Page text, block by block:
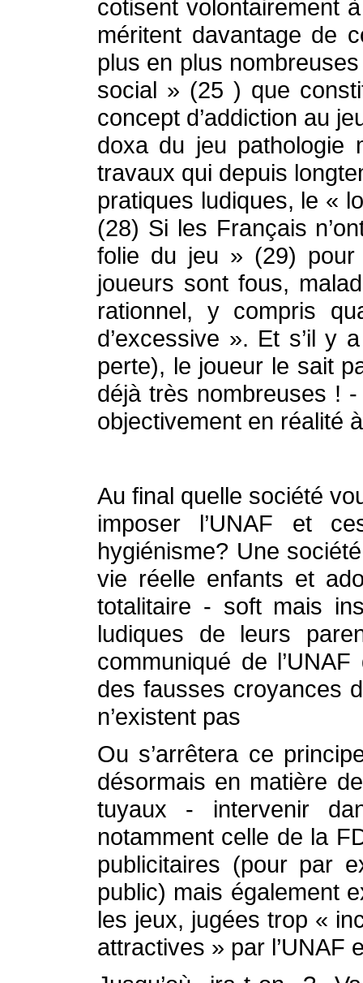
cotisent volontairement
méritent davantage de
plus en plus
social » (25 ) que
concept d’addiction au
doxa du jeu pathologie
travaux qui depuis
pratiques ludiques, le «
(28) Si les Français
folie du jeu » (29)
joueurs sont fous,
rationnel, y compris
d’excessive ». Et s’il
perte), le joueur le sait
déjà très nombreuses !
objectivement en réalité
Au final quelle société
imposer l’UNAF et
hygiénisme? Une
vie réelle enfants et
totalitaire - soft mais
ludiques de leurs
communiqué de
des fausses croyances
n’existent pas
Ou s’arrêtera ce
désormais en matière
tuyaux - intervenir
notamment celle de la
publicitaires (pour par
public) mais également
les jeux, jugées trop «
attractives » par l’UNAF